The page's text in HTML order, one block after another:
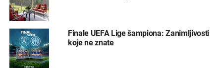
Finale UEFA Lige šampiona: Zanimljivosti
koje ne znate